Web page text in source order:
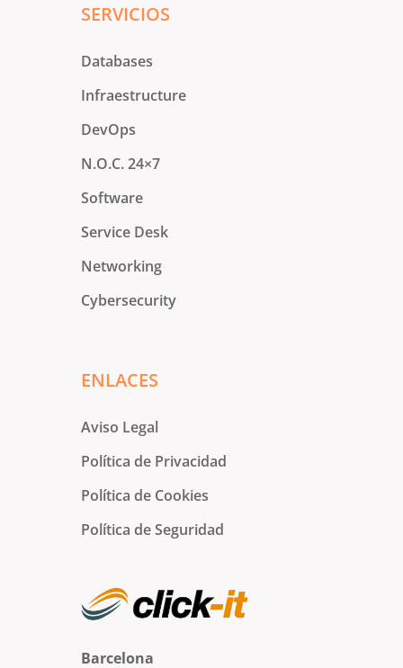
SERVICIOS
Databases
Infraestructure
DevOps
N.O.C. 24×7
Software
Service Desk
Networking
Cybersecurity
ENLACES
Aviso Legal
Política de Privacidad
Política de Cookies
Política de Seguridad
Barcelona